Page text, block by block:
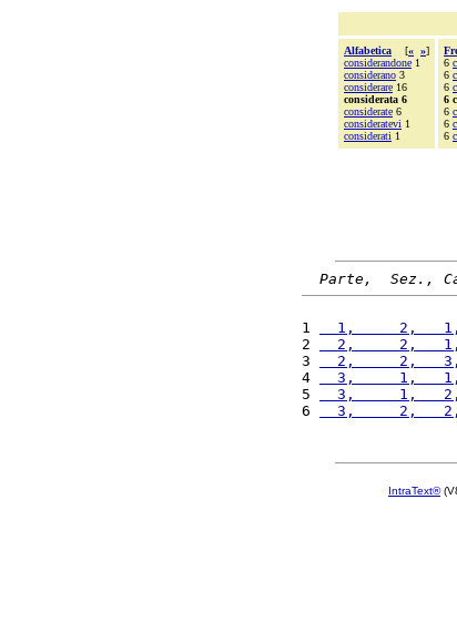
Alfabetica [« »]
considerandone 1
considerano 3
considerare 16
considerata 6
considerate 6
consideratevi 1
considerati 1
6
6
6
6
6
6
6
Parte,  Sez.,
1
1,     2,
2
2,     2,
3
2,     2,
4
3,     1,
5
3,     1,
6
3,     2,
IntraText®